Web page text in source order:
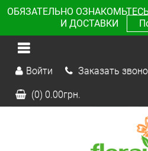
ОБЯЗАТЕЛЬНО
И ДОСТАВКИ
Войти Заказать
(0) 0.00грн.